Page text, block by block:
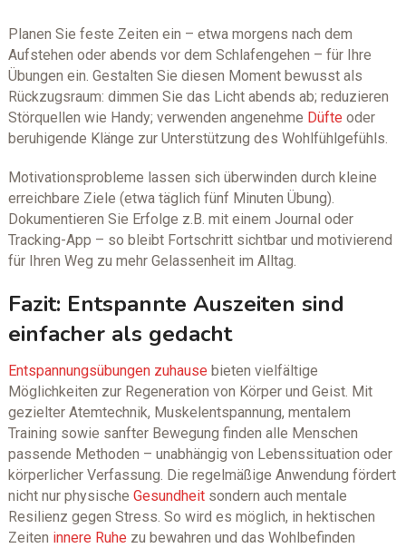
Planen Sie feste Zeiten ein – etwa morgens nach dem
Aufstehen oder abends vor dem Schlafengehen – für Ihre
Übungen ein. Gestalten Sie diesen Moment bewusst als
Rückzugsraum: dimmen Sie das Licht abends ab; reduzieren
Störquellen wie Handy; verwenden angenehme Düfte oder
beruhigende Klänge zur Unterstützung des Wohlfühlgefühls.
Motivationsprobleme lassen sich überwinden durch kleine
erreichbare Ziele (etwa täglich fünf Minuten Übung).
Dokumentieren Sie Erfolge z.B. mit einem Journal oder
Tracking-App – so bleibt Fortschritt sichtbar und motivierend
für Ihren Weg zu mehr Gelassenheit im Alltag.
Fazit: Entspannte Auszeiten sind
einfacher als gedacht
Entspannungsübungen zuhause bieten vielfältige
Möglichkeiten zur Regeneration von Körper und Geist. Mit
gezielter Atemtechnik, Muskelentspannung, mentalem
Training sowie sanfter Bewegung finden alle Menschen
passende Methoden – unabhängig von Lebenssituation oder
körperlicher Verfassung. Die regelmäßige Anwendung fördert
nicht nur physische Gesundheitsondern auch mentale
Resilienz gegen Stress. So wird es möglich, in hektischen
Zeiten innere Ruhe zu bewahren und das Wohlbefinden